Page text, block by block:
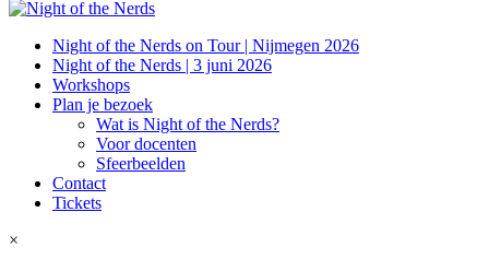
Night of the Nerds on Tour | Nijmegen 2026
Night of the Nerds | 3 juni 2026
Workshops
Plan je bezoek
Wat is Night of the Nerds?
Voor docenten
Sfeerbeelden
Contact
Tickets
×